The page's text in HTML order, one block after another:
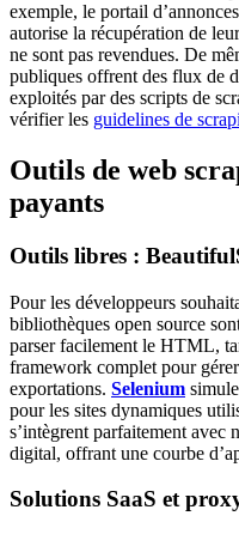
exemple, le portail
autorise la récupération de
ne sont pas revendues. De
publiques offrent des flux de
exploités par des scripts de
vérifier les guidelines de
Outils de web
payants
Outils libres :
Pour les développeurs
bibliothèques open source
parser facilement le HTML,
framework complet pour
exportations. Selenium
pour les sites dynamiques
s’intègrent parfaitement
digital, offrant une courbe
Solutions SaaS et